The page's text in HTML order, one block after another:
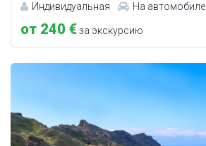
Индивидуальная На автомобиле
от 240 €за экскурсию